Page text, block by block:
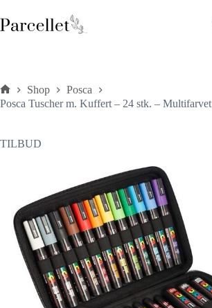
til
indhold
Forside
Shop
Posca
Posca Tuscher m. Kuffert – 24 stk. – Multifarvet
TILBUD